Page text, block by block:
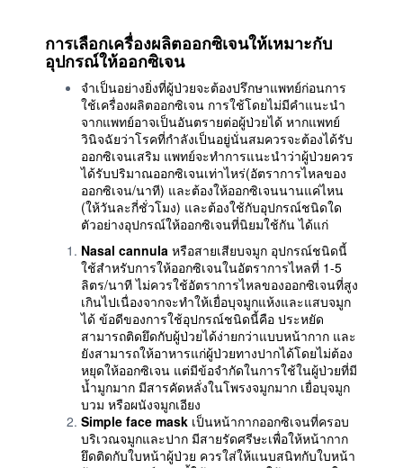
การเลือกเครื่องผลิตออกซิเจนให้เหมาะกับ
อุปกรณ์ให้ออกซิเจน
จำเป็นอย่างยิ่งที่ผู้ป่วยจะต้องปรึกษาแพทย์ก่อนการ
ใช้เครื่องผลิตออกซิเจน การใช้โดยไม่มีคำแนะนำ
จากแพทย์อาจเป็นอันตรายต่อผู้ป่วยได้ หากแพทย์
วินิจฉัยว่าโรคที่กำลังเป็นอยู่นั่นสมควรจะต้องได้รับ
ออกซิเจนเสริม แพทย์จะทำการแนะนำว่าผู้ป่วยควร
ได้รับปริมาณออกซิเจนเท่าไหร่(อัตราการไหลของ
ออกซิเจน/นาที) และต้องให้ออกซิเจนนานแค่ไหน
(ให้วันละกี่ชั่วโมง) และต้องใช้กับอุปกรณ์ชนิดใด
ตัวอย่างอุปกรณ์ให้ออกซิเจนที่นิยมใช้กัน ได้แก่
Nasal cannula หรือสายเสียบจมูก อุปกรณ์ชนิดนี้
ใช้สำหรับการให้ออกซิเจนในอัตราการไหลที่ 1-5
ลิตร/นาที ไม่ควรใช้อัตราการไหลของออกซิเจนที่สูง
เกินไปเนื่องจากจะทำให้เยื่อบุจมูกแห้งและแสบจมูก
ได้ ข้อดีของการใช้อุปกรณ์ชนิดนี้คือ ประหยัด
สามารถติดยึดกับผู้ป่วยได้ง่ายกว่าแบบหน้ากาก และ
ยังสามารถให้อาหารแก่ผู้ป่วยทางปากได้โดยไม่ต้อง
หยุดให้ออกซิเจน แต่มีข้อจำกัดในการใช้ในผู้ป่วยที่มี
น้ำมูกมาก มีสารคัดหลั่งในโพรงจมูกมาก เยื่อบุจมูก
บวม หรือผนังจมูกเอียง
Simple face mask เป็นหน้ากากออกซิเจนที่ครอบ
บริเวณจมูกและปาก มีสายรัดศรีษะเพื่อให้หน้ากาก
ยึดติดกับใบหน้าผู้ป่วย ควรใส่ให้แนบสนิทกับใบหน้า